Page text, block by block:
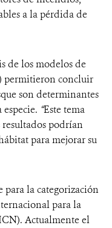
a la pérdida de
de los modelos de
permitieron concluir
son determinantes
especie. “Este tema
resultados podrían
para mejorar su
para la categorización
para la
Actualmente el